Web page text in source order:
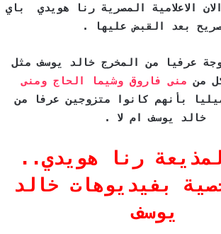
الاعلامية المصرية رنا هويدي باي
بعد القبض عليها .
عرفيا من المخرج خالد يوسف مثل
من منى فاروق وشيما الحاج ومنى
بأنهم كانوا متزوجين عرفا من
خالد يوسف ام لا .
رنا هويدي..
بفيديوهات خالد
يوسف